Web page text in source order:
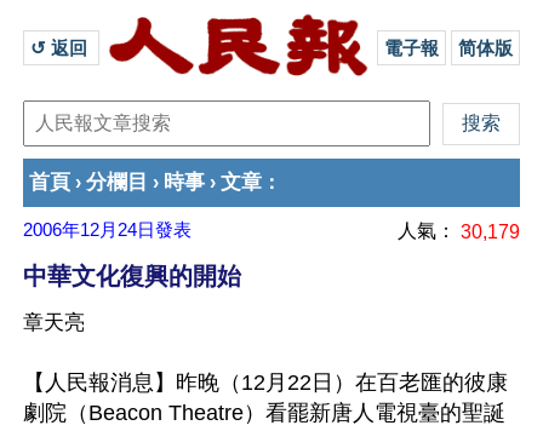
↺ 返回 電子報 简体版
首頁 › 分欄目 › 時事 › 文章 ：
2006年12月24日發表 人氣： 30,179
中華文化復興的開始
章天亮
【人民報消息】昨晚（12月22日）在百老匯的彼康
劇院（Beacon Theatre）看罷新唐人電視臺的聖誕